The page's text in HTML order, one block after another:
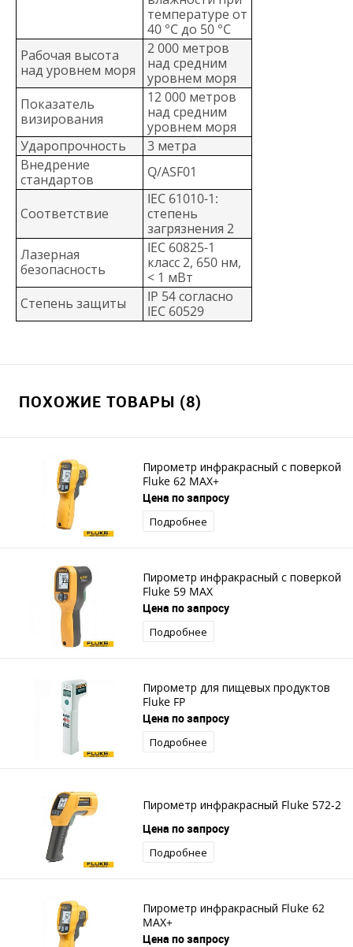
температуре от
40 °C до 50 °C
Рабочая высота
над уровнем моря
2 000 метров
над средним
уровнем моря
Показатель
визирования
12 000 метров
над средним
уровнем моря
Ударопрочность
3 метра
Внедрение
стандартов
Q/ASF01
Соответствие
IEC 61010-1:
степень
загрязнения 2
Лазерная
безопасность
IEC 60825-1
класс 2, 650 нм,
< 1 мВт
Степень защиты
IP 54 согласно
IEC 60529
ПОХОЖИЕ ТОВАРЫ (8)
Пирометр инфракрасный с поверкой
Fluke 62 MAX+
Цена по запросу
Подробнее
Пирометр инфракрасный с поверкой
Fluke 59 MAX
Цена по запросу
Подробнее
Пирометр для пищевых продуктов
Fluke FP
Цена по запросу
Подробнее
Пирометр инфракрасный Fluke 572-2
Цена по запросу
Подробнее
Пирометр инфракрасный Fluke 62
MAX+
Цена по запросу